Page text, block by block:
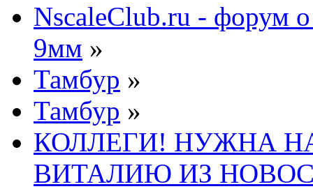
NscaleClub.ru - форум
9мм »
Тамбур »
Тамбур »
КОЛЛЕГИ! НУЖНА
ВИТАЛИЮ ИЗ